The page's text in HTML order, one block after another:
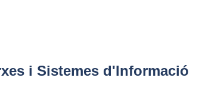
i Sistemes d'Informació